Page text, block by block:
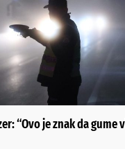
“Ovo je znak da gume